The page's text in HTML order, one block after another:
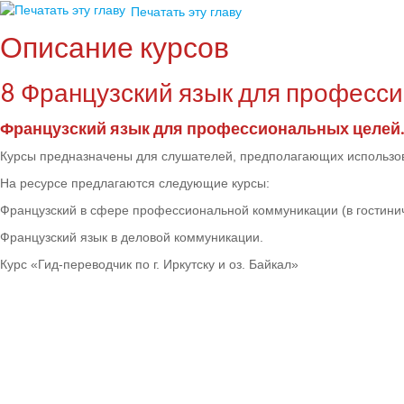
Печатать эту главу
Описание курсов
8 Французский язык для
Французский язык для профессиональных целей.
Курсы предназначены для слушателей, предполагающих
На ресурсе предлагаются следующие курсы:
Французский в сфере профессиональной коммуникации (в
Французский язык в деловой коммуникации.
Курс «Гид-переводчик по г. Иркутску и оз. Байкал»